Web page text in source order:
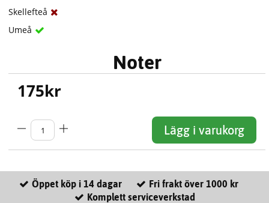
Skellefteå
Umeå
Noter
175kr
Lägg i varukorg
Öppet köp i 14 dagar
Fri frakt över 1000 kr
Komplett serviceverkstad